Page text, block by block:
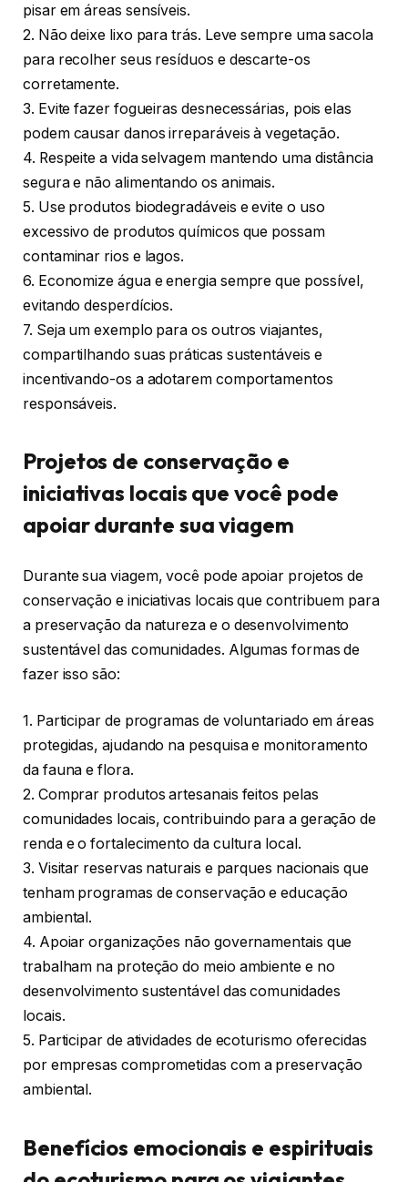
pisar em áreas sensíveis.
2. Não deixe lixo para trás. Leve sempre uma sacola
para recolher seus resíduos e descarte-os
corretamente.
3. Evite fazer fogueiras desnecessárias, pois elas
podem causar danos irreparáveis à vegetação.
4. Respeite a vida selvagem mantendo uma distância
segura e não alimentando os animais.
5. Use produtos biodegradáveis e evite o uso
excessivo de produtos químicos que possam
contaminar rios e lagos.
6. Economize água e energia sempre que possível,
evitando desperdícios.
7. Seja um exemplo para os outros viajantes,
compartilhando suas práticas sustentáveis e
incentivando-os a adotarem comportamentos
responsáveis.
Projetos de conservação e
iniciativas locais que você pode
apoiar durante sua viagem
Durante sua viagem, você pode apoiar projetos de
conservação e iniciativas locais que contribuem para
a preservação da natureza e o desenvolvimento
sustentável das comunidades. Algumas formas de
fazer isso são:
1. Participar de programas de voluntariado em áreas
protegidas, ajudando na pesquisa e monitoramento
da fauna e flora.
2. Comprar produtos artesanais feitos pelas
comunidades locais, contribuindo para a geração de
renda e o fortalecimento da cultura local.
3. Visitar reservas naturais e parques nacionais que
tenham programas de conservação e educação
ambiental.
4. Apoiar organizações não governamentais que
trabalham na proteção do meio ambiente e no
desenvolvimento sustentável das comunidades
locais.
5. Participar de atividades de ecoturismo oferecidas
por empresas comprometidas com a preservação
ambiental.
Benefícios emocionais e espirituais